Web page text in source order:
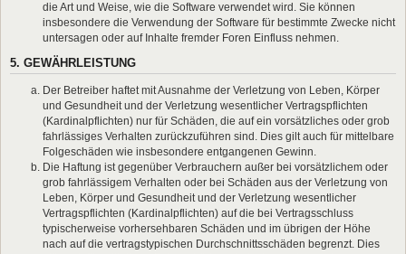
die Art und Weise, wie die Software verwendet wird. Sie können
insbesondere die Verwendung der Software für bestimmte Zwecke nicht
untersagen oder auf Inhalte fremder Foren Einfluss nehmen.
5. GEWÄHRLEISTUNG
Der Betreiber haftet mit Ausnahme der Verletzung von Leben, Körper
und Gesundheit und der Verletzung wesentlicher Vertragspflichten
(Kardinalpflichten) nur für Schäden, die auf ein vorsätzliches oder grob
fahrlässiges Verhalten zurückzuführen sind. Dies gilt auch für mittelbare
Folgeschäden wie insbesondere entgangenen Gewinn.
Die Haftung ist gegenüber Verbrauchern außer bei vorsätzlichem oder
grob fahrlässigem Verhalten oder bei Schäden aus der Verletzung von
Leben, Körper und Gesundheit und der Verletzung wesentlicher
Vertragspflichten (Kardinalpflichten) auf die bei Vertragsschluss
typischerweise vorhersehbaren Schäden und im übrigen der Höhe
nach auf die vertragstypischen Durchschnittsschäden begrenzt. Dies